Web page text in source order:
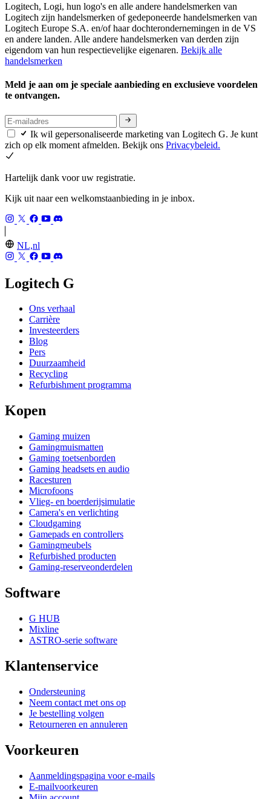
Logitech, Logi, hun logo's en alle andere handelsmerken van
Logitech zijn handelsmerken of gedeponeerde handelsmerken van
Logitech Europe S.A. en/of haar dochterondernemingen in de VS
en andere landen. Alle andere handelsmerken van derden zijn
eigendom van hun respectievelijke eigenaren. Bekijk alle
handelsmerken
Meld je aan om je speciale aanbieding en exclusieve voordelen
te ontvangen.
Ik wil gepersonaliseerde marketing van Logitech G. Je kunt
zich op elk moment afmelden. Bekijk ons Privacybeleid.
Hartelijk dank voor uw registratie.
Kijk uit naar een welkomstaanbieding in je inbox.
NL,nl
Logitech G
Ons verhaal
Carrière
Investeerders
Blog
Pers
Duurzaamheid
Recycling
Refurbishment programma
Kopen
Gaming muizen
Gamingmuismatten
Gaming toetsenborden
Gaming headsets en audio
Racesturen
Microfoons
Vlieg- en boerderijsimulatie
Camera's en verlichting
Cloudgaming
Gamepads en controllers
Gamingmeubels
Refurbished producten
Gaming-reserveonderdelen
Software
G HUB
Mixline
ASTRO-serie software
Klantenservice
Ondersteuning
Neem contact met ons op
Je bestelling volgen
Retourneren en annuleren
Voorkeuren
Aanmeldingspagina voor e-mails
E-mailvoorkeuren